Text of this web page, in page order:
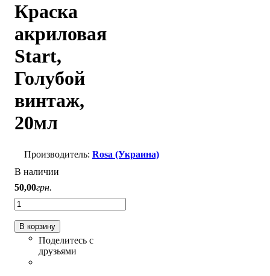
Краска
акриловая
Start,
Голубой
винтаж,
20мл
Rosa (Украина)
В наличии
50,00грн.
В корзину